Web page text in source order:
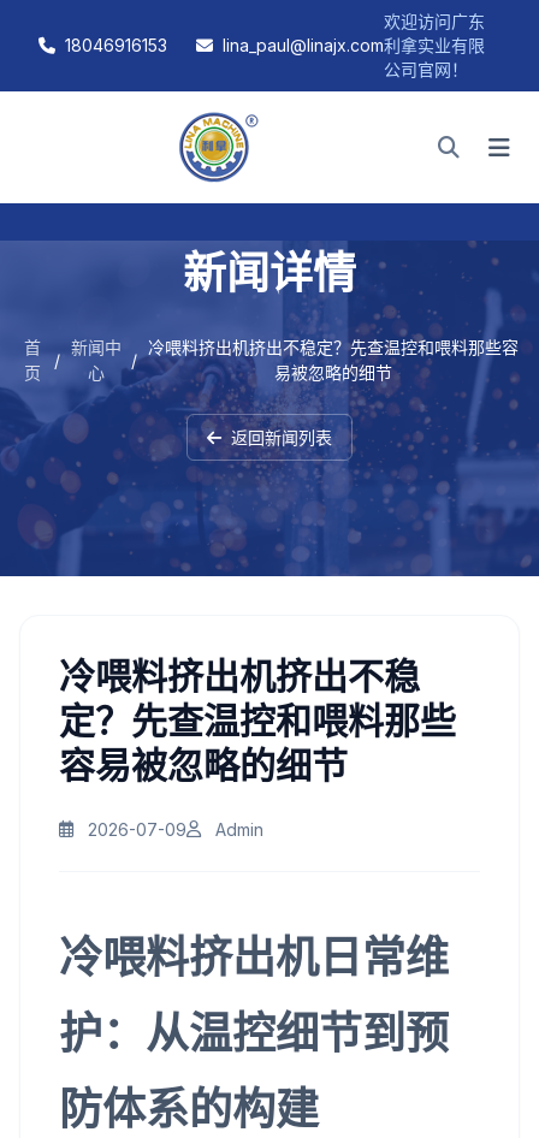
18046916153 lina_paul@linajx.com
欢迎访问广东
利拿实业有限
公司官网！
新闻详情
首
页
/
新闻中
心
/
冷喂料挤出机挤出不稳定？先查温控和喂料那些容
易被忽略的细节
返回新闻列表
冷喂料挤出机挤出不稳
定？先查温控和喂料那些
容易被忽略的细节
2026-07-09 Admin
冷喂料挤出机日常维
护：从温控细节到预
防体系的构建